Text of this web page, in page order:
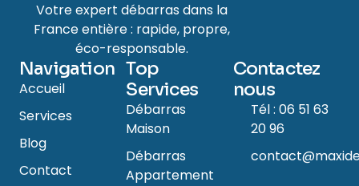
Votre expert débarras dans la
France entière : rapide, propre,
éco-responsable.
Navigation
Accueil
Services
Blog
Contact
Top
Services
Débarras
Maison
Débarras
Appartement
Contactez
nous
Tél : 06 51 63
20 96